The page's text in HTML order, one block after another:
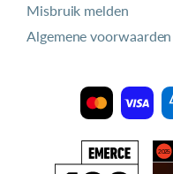
Misbruik melden
Algemene voorwaarden